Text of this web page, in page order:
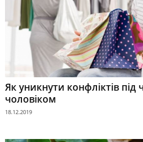
Як уникнути конфліктів під
чоловіком
18.12.2019